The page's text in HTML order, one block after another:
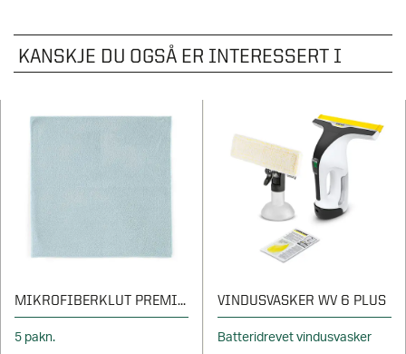
KANSKJE DU OGSÅ ER INTERESSERT I
MIKROFIBERKLUT PREMIUM
5 pakn.
VINDUSVASKER WV 6 PLUS
Batteridrevet vindusvasker